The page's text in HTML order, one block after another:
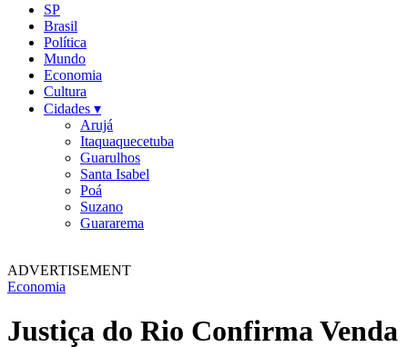
SP
Brasil
Política
Mundo
Economia
Cultura
Cidades ▾
Arujá
Itaquaquecetuba
Guarulhos
Santa Isabel
Poá
Suzano
Guararema
ADVERTISEMENT
Economia
Justiça do Rio Confirma Venda